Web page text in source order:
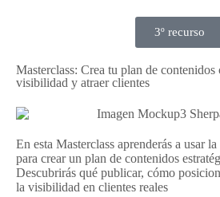
3º recurso
Masterclass: Crea tu plan de
visibilidad y atraer clientes
En esta Masterclass aprenderás a usar la
para crear un plan de contenidos
Descubrirás qué publicar, cómo
la visibilidad en clientes reales